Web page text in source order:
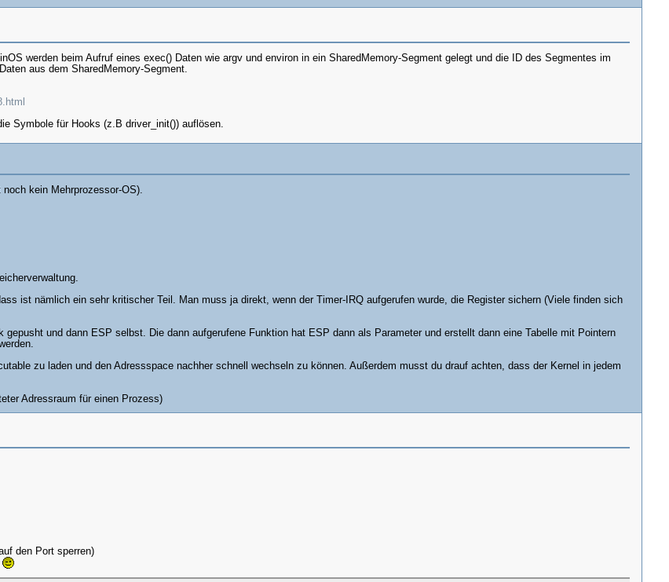
werden beim Aufruf eines exec() Daten wie argv und environ in ein SharedMemory-Segment gelegt und die ID des Segmentes im
aus dem SharedMemory-Segment.
Symbole für Hooks (z.B driver_init()) auflösen.
kein Mehrprozessor-OS).
ist nämlich ein sehr kritischer Teil. Man muss ja direkt, wenn der Timer-IRQ aufgerufen wurde, die Register sichern (Viele finden sich
und dann ESP selbst. Die dann aufgerufene Funktion hat ESP dann als Parameter und erstellt dann eine Tabelle mit Pointern
zu laden und den Adressspace nachher schnell wechseln zu können. Außerdem musst du drauf achten, dass der Kernel in jedem
Adressraum für einen Prozess)
den Port sperren)